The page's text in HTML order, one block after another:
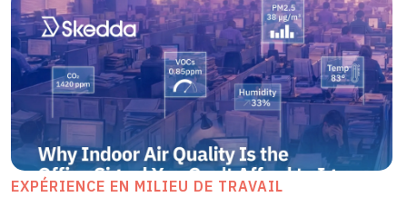
EXPÉRIENCE EN MILIEU DE TRAVAIL